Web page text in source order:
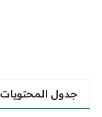
جدول المحتويات